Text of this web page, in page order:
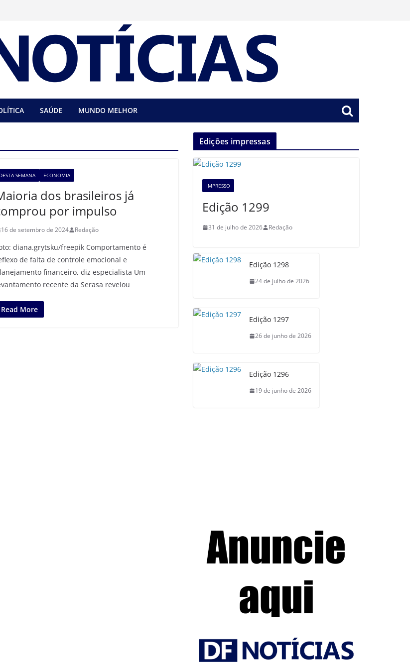
SAÚDE MUNDO MELHOR
DESTA SEMANA ECONOMIA
dos brasileiros já
por impulso
16 de setembro de 2024 Redação
diana.grytsku/freepik Comportamento é
de falta de controle emocional e
financeiro, diz especialista Um
recente da Serasa revelou
Read More
Edições impressas
IMPRESSO
Edição 1299
31 de julho de 2026 Redação
Edição 1298
24 de julho de 2026
Edição 1297
26 de junho de 2026
Edição 1296
19 de junho de 2026